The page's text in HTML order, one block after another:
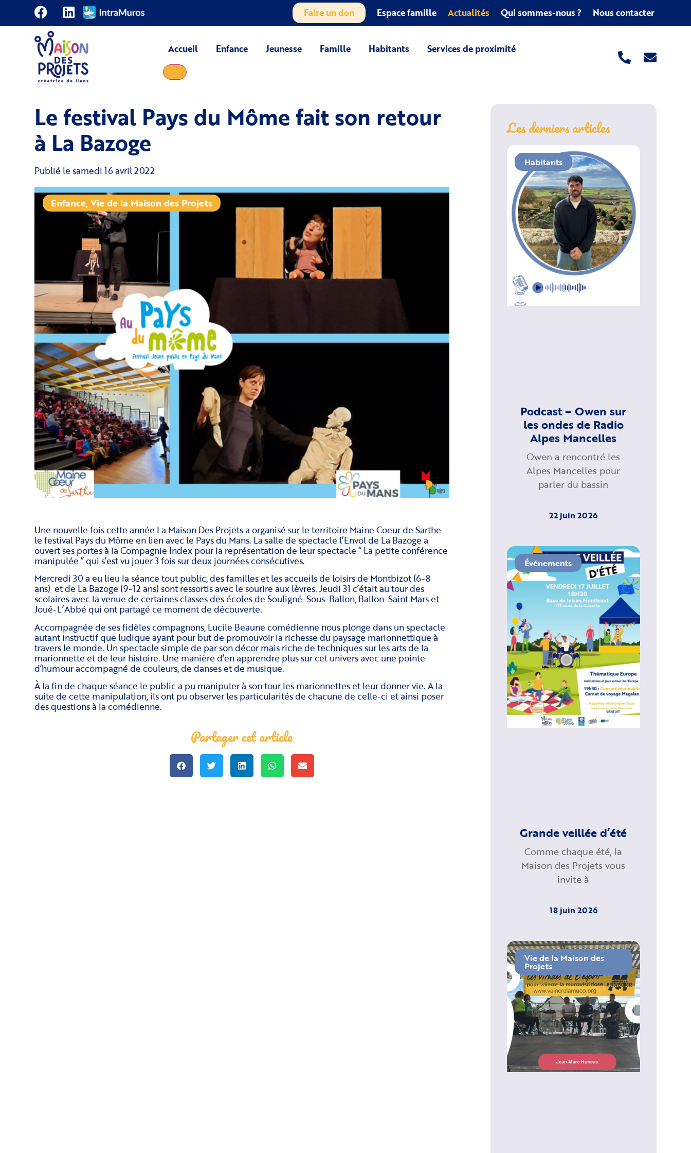
Faire un don Espace famille Actualités Qui sommes-nous ? Nous contacter
Accueil Enfance Jeunesse Famille Habitants Services de proximité
Le festival Pays du Môme fait son retour
à La Bazoge
Publié le samedi 16 avril 2022
Enfance,Vie de la Maison des Projets
Une nouvelle fois cette année La Maison Des Projets a organisé sur le territoire Maine Coeur de Sarthe
le festival Pays du Môme en lien avec le Pays du Mans. La salle de spectacle l’Envol de La Bazoge a
ouvert ses portes à la Compagnie Index pour la représentation de leur spectacle “ La petite conférence
manipulée ” qui s’est vu jouer 3 fois sur deux journées consécutives.
Mercredi 30 a eu lieu la séance tout public, des familles et les accueils de loisirs de Montbizot (6-8
ans) et de La Bazoge (9-12 ans) sont ressortis avec le sourire aux lèvres. Jeudi 31 c’était au tour des
scolaires avec la venue de certaines classes des écoles de Souligné-Sous-Ballon, Ballon-Saint Mars et
Joué-L’Abbé qui ont partagé ce moment de découverte.
Accompagnée de ses fidèles compagnons, Lucile Beaune comédienne nous plonge dans un spectacle
autant instructif que ludique ayant pour but de promouvoir la richesse du paysage marionnettique à
travers le monde. Un spectacle simple de par son décor mais riche de techniques sur les arts de la
marionnette et de leur histoire. Une manière d’en apprendre plus sur cet univers avec une pointe
d’humour accompagné de couleurs, de danses et de musique.
À la fin de chaque séance le public a pu manipuler à son tour les marionnettes et leur donner vie. A la
suite de cette manipulation, ils ont pu observer les particularités de chacune de celle-ci et ainsi poser
des questions à la comédienne.
Partager cet article
Les derniers articles
Habitants
Podcast – Owen sur
les ondes de Radio
Alpes Mancelles
Owen a rencontré les
Alpes Mancelles pour
parler du bassin
22 juin 2026
Événements
Grande veillée d’été
Comme chaque été, la
Maison des Projets vous
invite à
18 juin 2026
Vie de la Maison des
Projets